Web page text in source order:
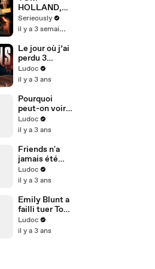
HOLLAND,
ZENDAYA et
le cast de
nous
partagent
leurs secrets
sur le film !
Serieously
il y a 3 semaines
Le jour où j’ai
perdu 3
millions au
Mexique !
Ludoc
il y a 3 ans
Pourquoi
peut-on voir
des trous dans
le décor de
Ludoc
il y a 3 ans
Friends n'a
jamais été
tourné à New
York !
Ludoc
il y a 3 ans
Emily Blunt a
failli tuer Tom
Cruise sur le
tournage de
Ludoc
il y a 3 ans